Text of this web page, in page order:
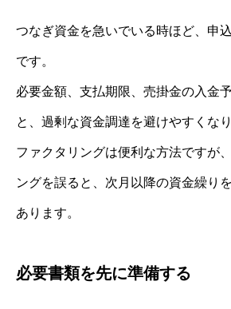
つなぎ資金を急いでいる時ほど、申
です。
必要金額、支払期限、売掛金の入金
と、過剰な資金調達を避けやすくなり
ファクタリングは便利な方法ですが
ングを誤ると、次月以降の資金繰り
あります。
必要書類を先に準備する